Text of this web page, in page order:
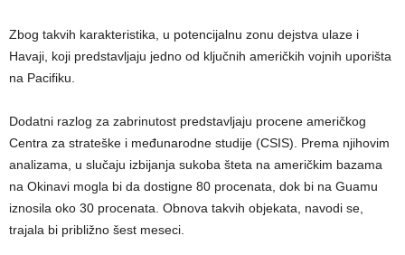
Zbog takvih karakteristika, u potencijalnu zonu dejstva ulaze i
Havaji, koji predstavljaju jedno od ključnih američkih vojnih uporišta
na Pacifiku.
Dodatni razlog za zabrinutost predstavljaju procene američkog
Centra za strateške i međunarodne studije (CSIS). Prema njihovim
analizama, u slučaju izbijanja sukoba šteta na američkim bazama
na Okinavi mogla bi da dostigne 80 procenata, dok bi na Guamu
iznosila oko 30 procenata. Obnova takvih objekata, navodi se,
trajala bi približno šest meseci.